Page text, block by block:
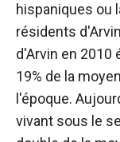
hispaniques ou
résidents
d'Arvin en 2010
19% de la
l'époque.
vivant sous le